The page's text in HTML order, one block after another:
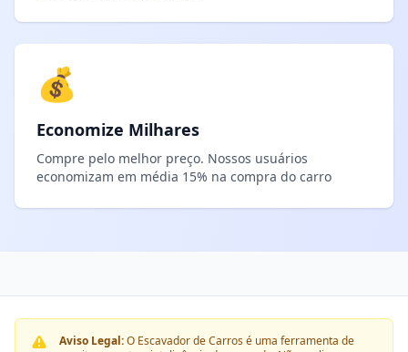
💰
Economize Milhares
Compre pelo melhor preço. Nossos usuários
economizam em média 15% na compra do carro
Aviso Legal:O Escavador de Carros é uma ferramenta de